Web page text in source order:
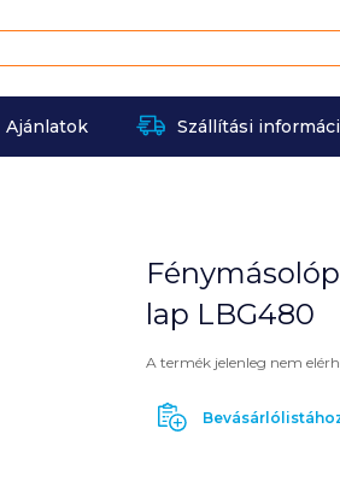
Ajánlatok Szállítási
lap LBG480
A termék jelenleg nem